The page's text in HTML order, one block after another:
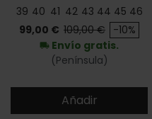
39 40 41 42 43 44 45 46
Precio
99,00 € Precio base
109,00 € -10%
local_shipping Envío gratis.
(Península)
Añadir